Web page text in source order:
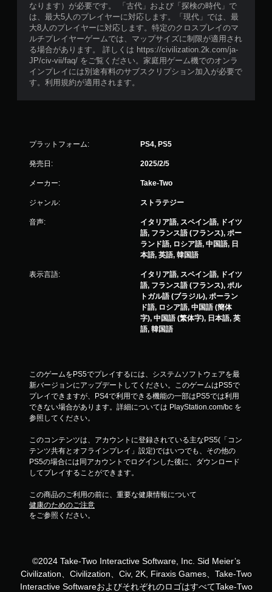
なります）が必要です。 「古代」および「探検の時代」で
は、最大5人のプレイヤーに対応します。「現代」では、最
大8人のプレイヤーに対応します。特定のクロスプレイのマ
ルチプレイヤーゲームでは、マップサイズに制限が適用され
る場合があります。 詳しくは https://civilization.2k.com/ja-
JP/civ-vii/faq/ をご覧ください。家庭用ゲーム機でのオンラ
インプレイには別途有料のサブスクリプション加入が必要で
す。利用規約が適用されます。
プラットフォーム: PS4, PS5
発売日: 2025/2/5
メーカー: Take-Two
ジャンル: ストラテジー
音声:
イタリア語, スペイン語, ドイツ
語, フランス語 (フランス), ポー
ランド語, ロシア語, 中国語, 日
本語, 英語, 韓国語
表示言語:
イタリア語, スペイン語, ドイツ
語, フランス語 (フランス), ポル
トガル語 (ブラジル), ポーラン
ド語, ロシア語, 中国語 (簡体
字), 中国語 (繁体字), 日本語, 英
語, 韓国語
このゲームをPS5でプレイするには、システムソフトウェアを最
新バージョンにアップデートしてください。このゲームはPS5で
プレイできますが、PS4で利用できる機能の一部はPS5では利用
できない場合があります。詳細については PlayStation.com/bc を
参照してください。
このコンテンツは、アカウントに登録されている主なPS5(「コン
テンツ共有とオフラインプレイ」設定)ではいつでも、その他の
PS5の場合には同アカウントでログインした後に、ダウンロード
してプレイすることができます。
この商品のご利用の前に、重要な健康情報について
健康のためのご注意
をご参照ください。
©2024 Take-Two Interactive Software, Inc. Sid Meier’s
Civilization、Civilization、Civ, 2K, Firaxis Games、Take-Two
Interactive SoftwareおよびそれぞれのロゴはすべてTake-Two